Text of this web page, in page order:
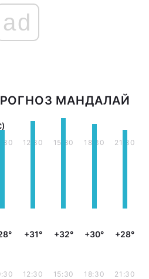
ad
МАНДАЛАЙ
12:30
+31°
15:30
+32°
18:30
+30°
21:30
+28°
12:30 15:30 18:30 21:30